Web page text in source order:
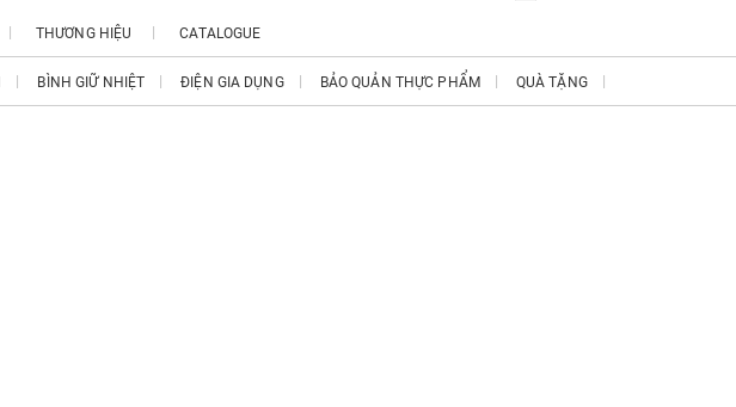
THƯƠNG HIỆU CATALOGUE
BÌNH GIỮ NHIỆT ĐIỆN GIA DỤNG BẢO QUẢN THỰC PHẨM QUÀ TẶNG